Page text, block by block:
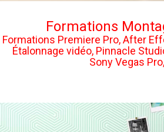
Formations
Formations Premiere Pro, After
Étalonnage vidéo, Pinnacle
Sony Vegas